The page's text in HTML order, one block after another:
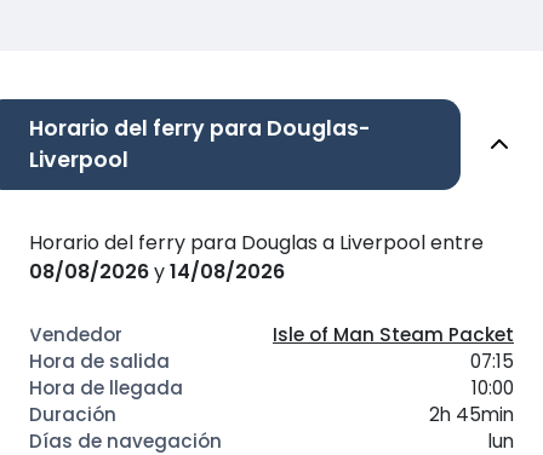
Horario del ferry para Douglas-
Liverpool
Horario del ferry para Douglas a Liverpool entre
08/08/2026y14/08/2026
Isle of Man Steam Packet
07:15
10:00
2h 45min
lun